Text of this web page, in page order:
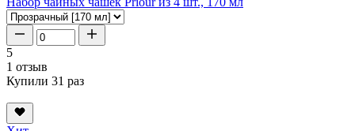
5
1 отзыв
Купили 31 раз